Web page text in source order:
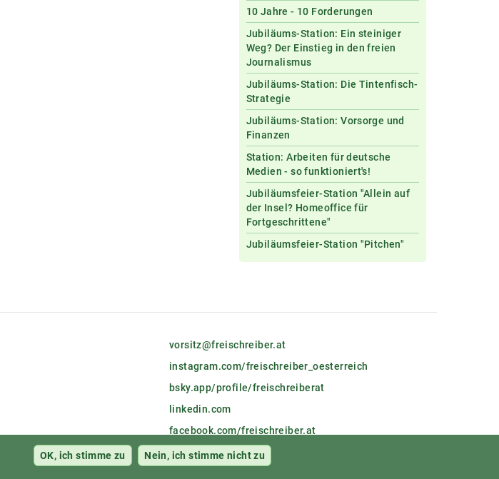
10 Jahre - 10 Forderungen
Jubiläums-Station: Ein steiniger
Weg? Der Einstieg in den freien
Journalismus
Jubiläums-Station: Die Tintenfisch-
Strategie
Jubiläums-Station: Vorsorge und
Finanzen
Station: Arbeiten für deutsche
Medien - so funktioniert's!
Jubiläumsfeier-Station "Allein auf
der Insel? Homeoffice für
Fortgeschrittene"
Jubiläumsfeier-Station "Pitchen"
vorsitz@freischreiber.at
instagram.com/freischreiber_oesterreich
bsky.app/profile/freischreiberat
linkedin.com
facebook.com/freischreiber.at
Mitglieder-Login
OK, ich stimme zu Nein, ich stimme nicht zu